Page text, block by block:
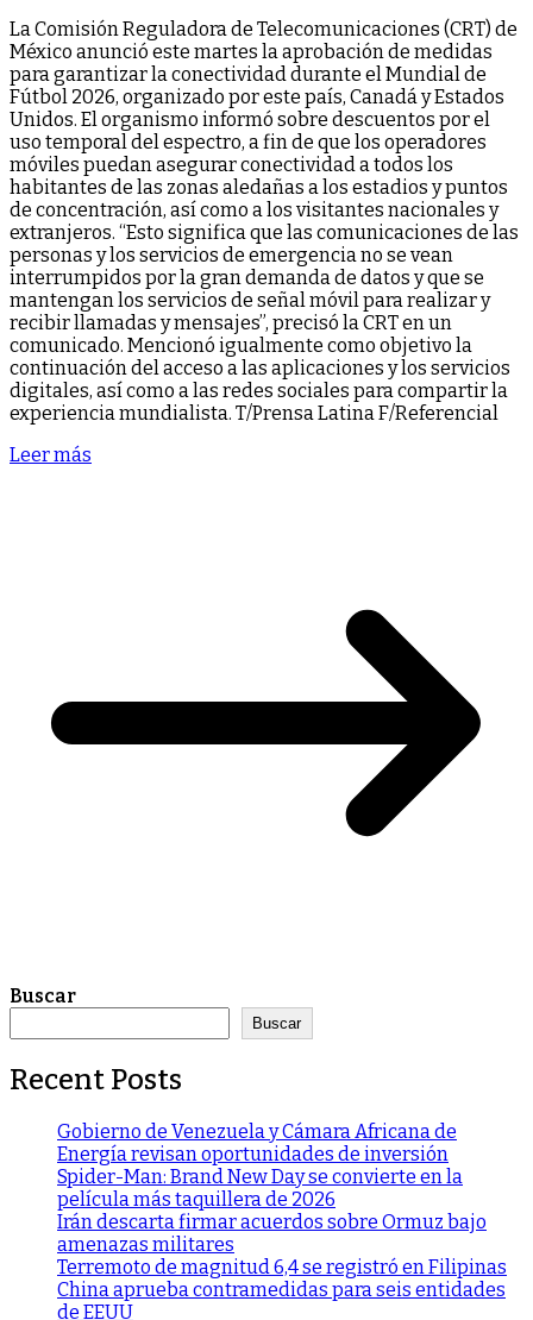
La Comisión Reguladora de Telecomunicaciones (CRT) de
México anunció este martes la aprobación de medidas
para garantizar la conectividad durante el Mundial de
Fútbol 2026, organizado por este país, Canadá y Estados
Unidos. El organismo informó sobre descuentos por el
uso temporal del espectro, a fin de que los operadores
móviles puedan asegurar conectividad a todos los
habitantes de las zonas aledañas a los estadios y puntos
de concentración, así como a los visitantes nacionales y
extranjeros. “Esto significa que las comunicaciones de las
personas y los servicios de emergencia no se vean
interrumpidos por la gran demanda de datos y que se
mantengan los servicios de señal móvil para realizar y
recibir llamadas y mensajes”, precisó la CRT en un
comunicado. Mencionó igualmente como objetivo la
continuación del acceso a las aplicaciones y los servicios
digitales, así como a las redes sociales para compartir la
experiencia mundialista. T/Prensa Latina F/Referencial
Leer más
Buscar
Buscar
Recent Posts
Gobierno de Venezuela y Cámara Africana de
Energía revisan oportunidades de inversión
Spider-Man: Brand New Day se convierte en la
película más taquillera de 2026
Irán descarta firmar acuerdos sobre Ormuz bajo
amenazas militares
Terremoto de magnitud 6,4 se registró en Filipinas
China aprueba contramedidas para seis entidades
de EEUU